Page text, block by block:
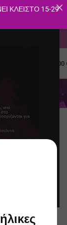
0.00
ΚΛΕΙΣΤΟ 15-29